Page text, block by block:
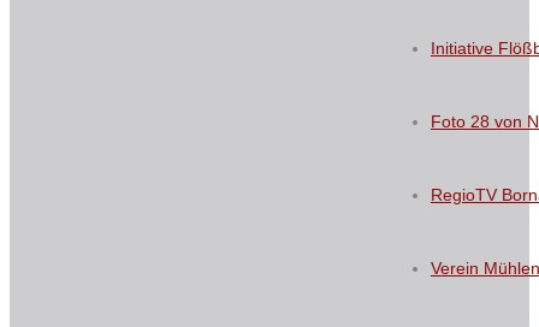
Initiative
Foto 28 von
RegioTV
Verein